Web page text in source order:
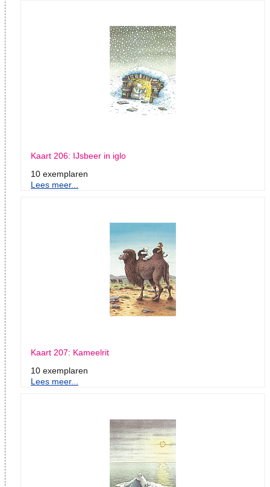
Kaart 206: IJsbeer in iglo
10 exemplaren
Lees meer...
Kaart 207: Kameelrit
10 exemplaren
Lees meer...